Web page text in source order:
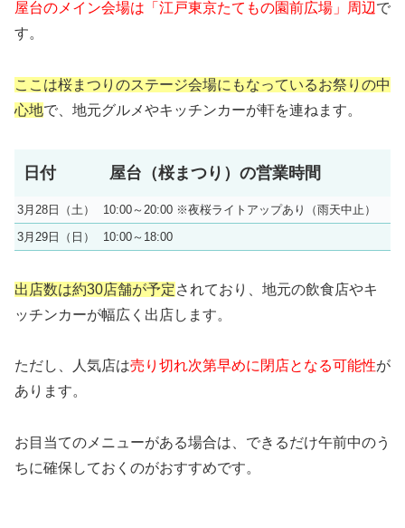
屋台のメイン会場は「江戸東京たてもの園前広場」周辺 で
す。
ここは桜まつりのステージ会場にもなっているお祭りの中
心地で、地元グルメやキッチンカーが軒を連ねます。
日付 屋台（桜まつり）の営業時間
3月28日（土）
10:00～20:00 ※夜桜ライトアップあり（雨天中止）
3月29日（日）
10:00～18:00
出店数は約30店舗が予定されており、地元の飲食店やキ
ッチンカーが幅広く出店します。
ただし、人気店は売り切れ次第早めに閉店となる可能性が
あります。
お目当てのメニューがある場合は、できるだけ午前中のう
ちに確保しておくのがおすすめです。